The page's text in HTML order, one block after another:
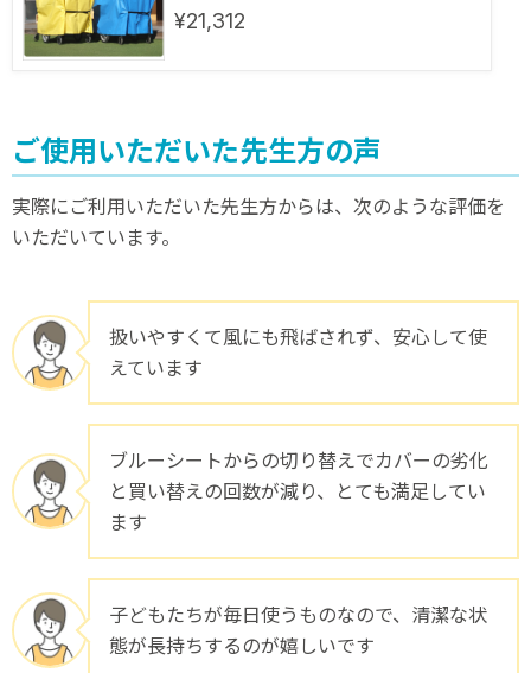
¥21,312
ご使用いただいた先生方の声
実際にご利用いただいた先生方からは、次のような評価を
いただいています。
扱いやすくて風にも飛ばされず、安心して使
えています
ブルーシートからの切り替えでカバーの劣化
と買い替えの回数が減り、とても満足してい
ます
子どもたちが毎日使うものなので、清潔な状
態が長持ちするのが嬉しいです